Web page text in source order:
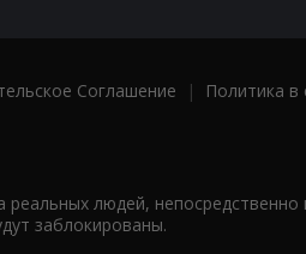
Соглашение |
Политика в
людей, непосредственно
заблокированы.